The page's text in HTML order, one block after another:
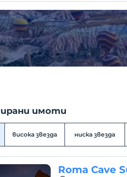
имоти
висока звезда ниска звезда
Roma Cave